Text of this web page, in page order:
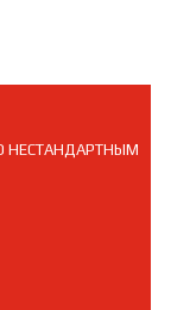
НЕСТАНДАРТНЫМ